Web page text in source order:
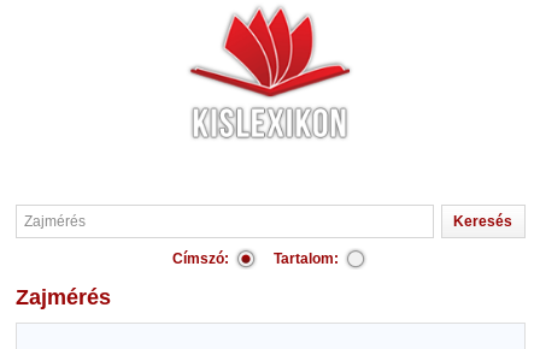
Címszó: Tartalom:
Zajmérés